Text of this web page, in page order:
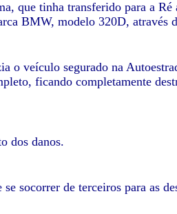
que tinha transferido para a
BMW, modelo 320D, através
o veículo segurado na
ficando completamente
dos danos.
socorrer de terceiros para as